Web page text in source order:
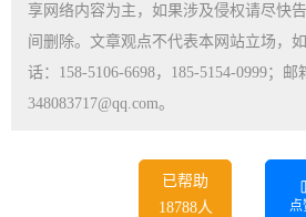
享网络内容为主，如果涉及侵权请尽快
间删除。文章观点不代表本网站立场，
话：158-5106-6698，185-5154-0999；邮
348083717@qq.com。
已帮助
18788人
点